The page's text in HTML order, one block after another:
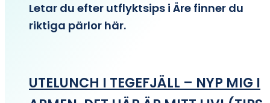
Letar du efter utflyktsips i Åre finner du
riktiga pärlor här.
UTELUNCH I TEGEFJÄLL – NYP MIG I